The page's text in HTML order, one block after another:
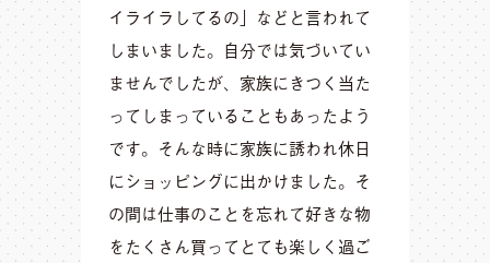
イライラしてるの」などと言われて
しまいました。自分では気づいてい
ませんでしたが、家族にきつく当た
ってしまっていることもあったよう
です。そんな時に家族に誘われ休日
にショッピングに出かけました。そ
の間は仕事のことを忘れて好きな物
をたくさん買ってとても楽しく過ご